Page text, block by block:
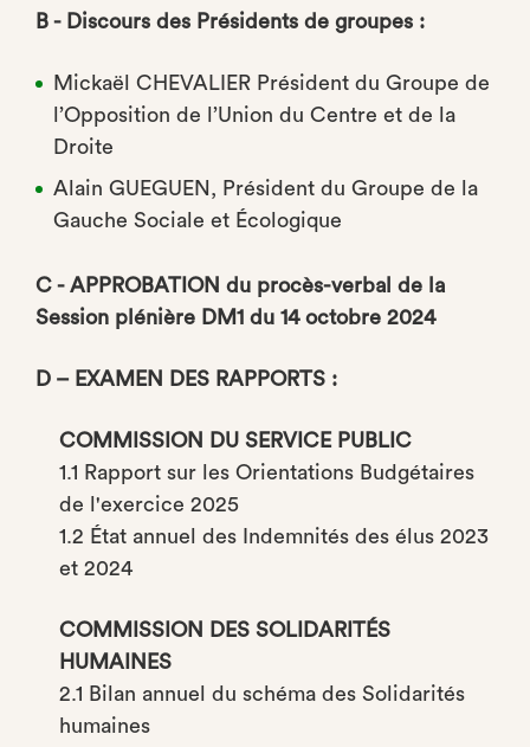
B - Discours des Présidents de groupes :
Mickaël CHEVALIER Président du Groupe de
l’Opposition de l’Union du Centre et de la
Droite
Alain GUEGUEN, Président du Groupe de la
Gauche Sociale et Écologique
C - APPROBATION du procès-verbal de la
Session plénière DM1 du 14 octobre 2024
D – EXAMEN DES RAPPORTS :
COMMISSION DU SERVICE PUBLIC
1.1 Rapport sur les Orientations Budgétaires
de l'exercice 2025
1.2 État annuel des Indemnités des élus 2023
et 2024
COMMISSION DES SOLIDARITÉS
HUMAINES
2.1 Bilan annuel du schéma des Solidarités
humaines